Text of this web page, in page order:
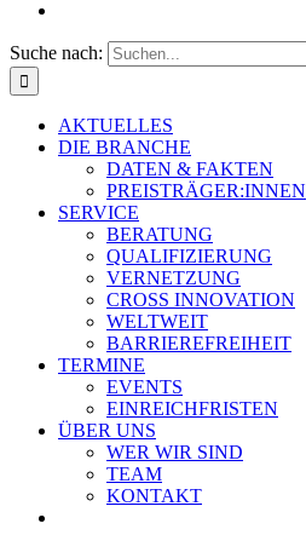
Suche nach:
AKTUELLES
DIE BRANCHE
DATEN & FAKTEN
PREISTRÄGER:INNEN
SERVICE
BERATUNG
QUALIFIZIERUNG
VERNETZUNG
CROSS INNOVATION
WELTWEIT
BARRIEREFREIHEIT
TERMINE
EVENTS
EINREICHFRISTEN
ÜBER UNS
WER WIR SIND
TEAM
KONTAKT